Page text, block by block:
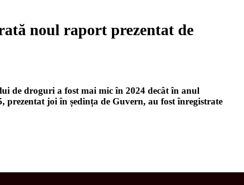
noul raport prezentat de
de droguri a fost mai mic în 2024 decât în anul
joi în ședința de Guvern, au fost înregistrate